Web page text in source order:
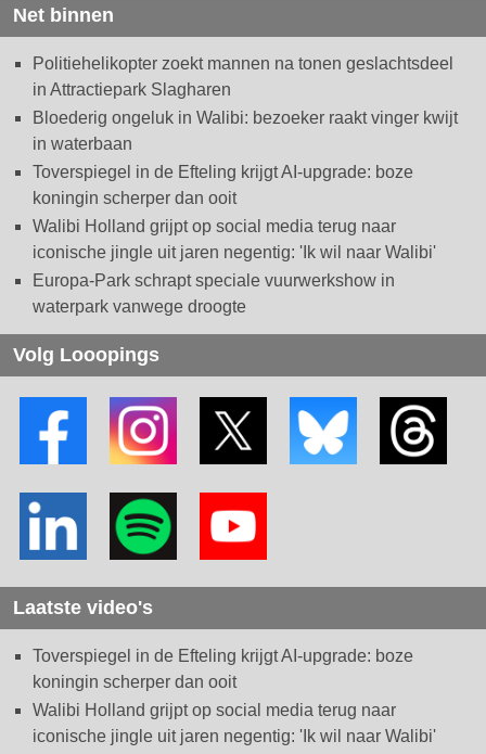
Net binnen
Politiehelikopter zoekt mannen na tonen geslachtsdeel
in Attractiepark Slagharen
Bloederig ongeluk in Walibi: bezoeker raakt vinger kwijt
in waterbaan
Toverspiegel in de Efteling krijgt AI-upgrade: boze
koningin scherper dan ooit
Walibi Holland grijpt op social media terug naar
iconische jingle uit jaren negentig: 'Ik wil naar Walibi'
Europa-Park schrapt speciale vuurwerkshow in
waterpark vanwege droogte
Volg Looopings
Laatste video's
Toverspiegel in de Efteling krijgt AI-upgrade: boze
koningin scherper dan ooit
Walibi Holland grijpt op social media terug naar
iconische jingle uit jaren negentig: 'Ik wil naar Walibi'